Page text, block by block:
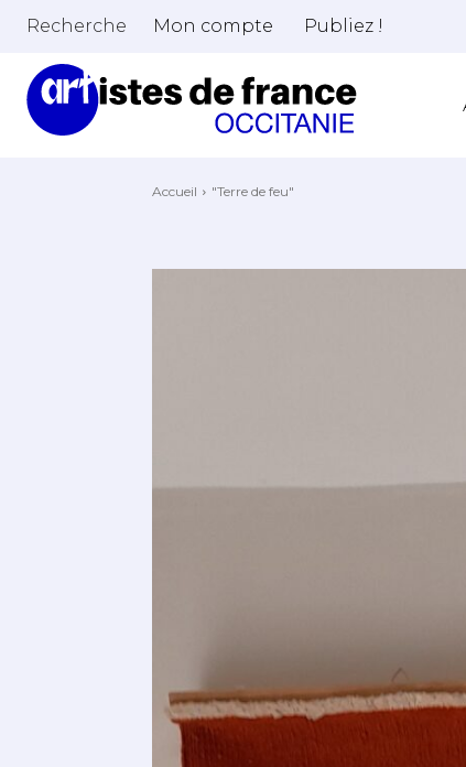
Recherche Mon compte Publiez !
Accueil "Terre de feu"